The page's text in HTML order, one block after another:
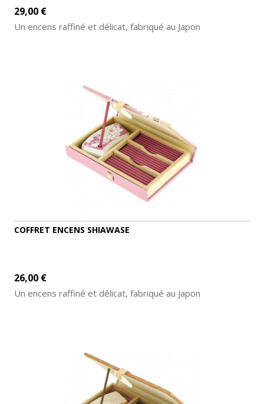
29,00 €
Un encens raffiné et délicat, fabriqué au Japon
COFFRET ENCENS SHIAWASE
26,00 €
Un encens raffiné et délicat, fabriqué au Japon